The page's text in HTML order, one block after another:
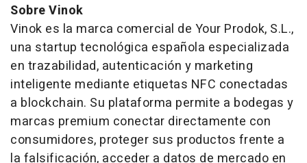
Sobre Vinok
Vinok es la marca comercial de Your Prodok, S.L.,
una startup tecnológica española especializada
en trazabilidad, autenticación y marketing
inteligente mediante etiquetas NFC conectadas
a blockchain. Su plataforma permite a bodegas y
marcas premium conectar directamente con
consumidores, proteger sus productos frente a
la falsificación, acceder a datos de mercado en